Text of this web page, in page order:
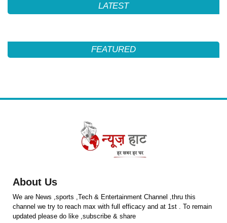
LATEST
FEATURED
About Us
We are News ,sports ,Tech & Entertainment Channel ,thru this
channel we try to reach max with full efficacy and at 1st . To remain
updated please do like ,subscribe & share